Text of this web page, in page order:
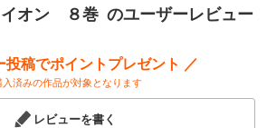
オン ８巻 のユーザーレビュー
投稿でポイントプレゼント ／
入済みの作品が対象となります
レビューを書く